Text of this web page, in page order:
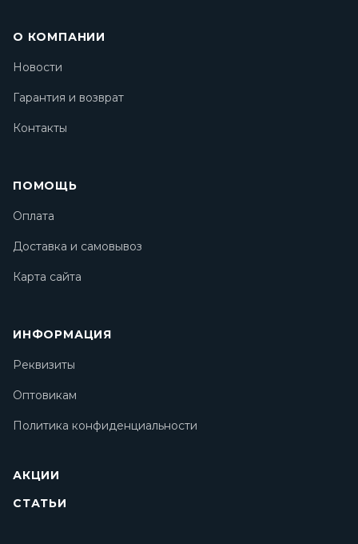
О КОМПАНИИ
Новости
Гарантия и возврат
Контакты
ПОМОЩЬ
Оплата
Доставка и самовывоз
Карта сайта
ИНФОРМАЦИЯ
Реквизиты
Оптовикам
Политика конфиденциальности
АКЦИИ
СТАТЬИ